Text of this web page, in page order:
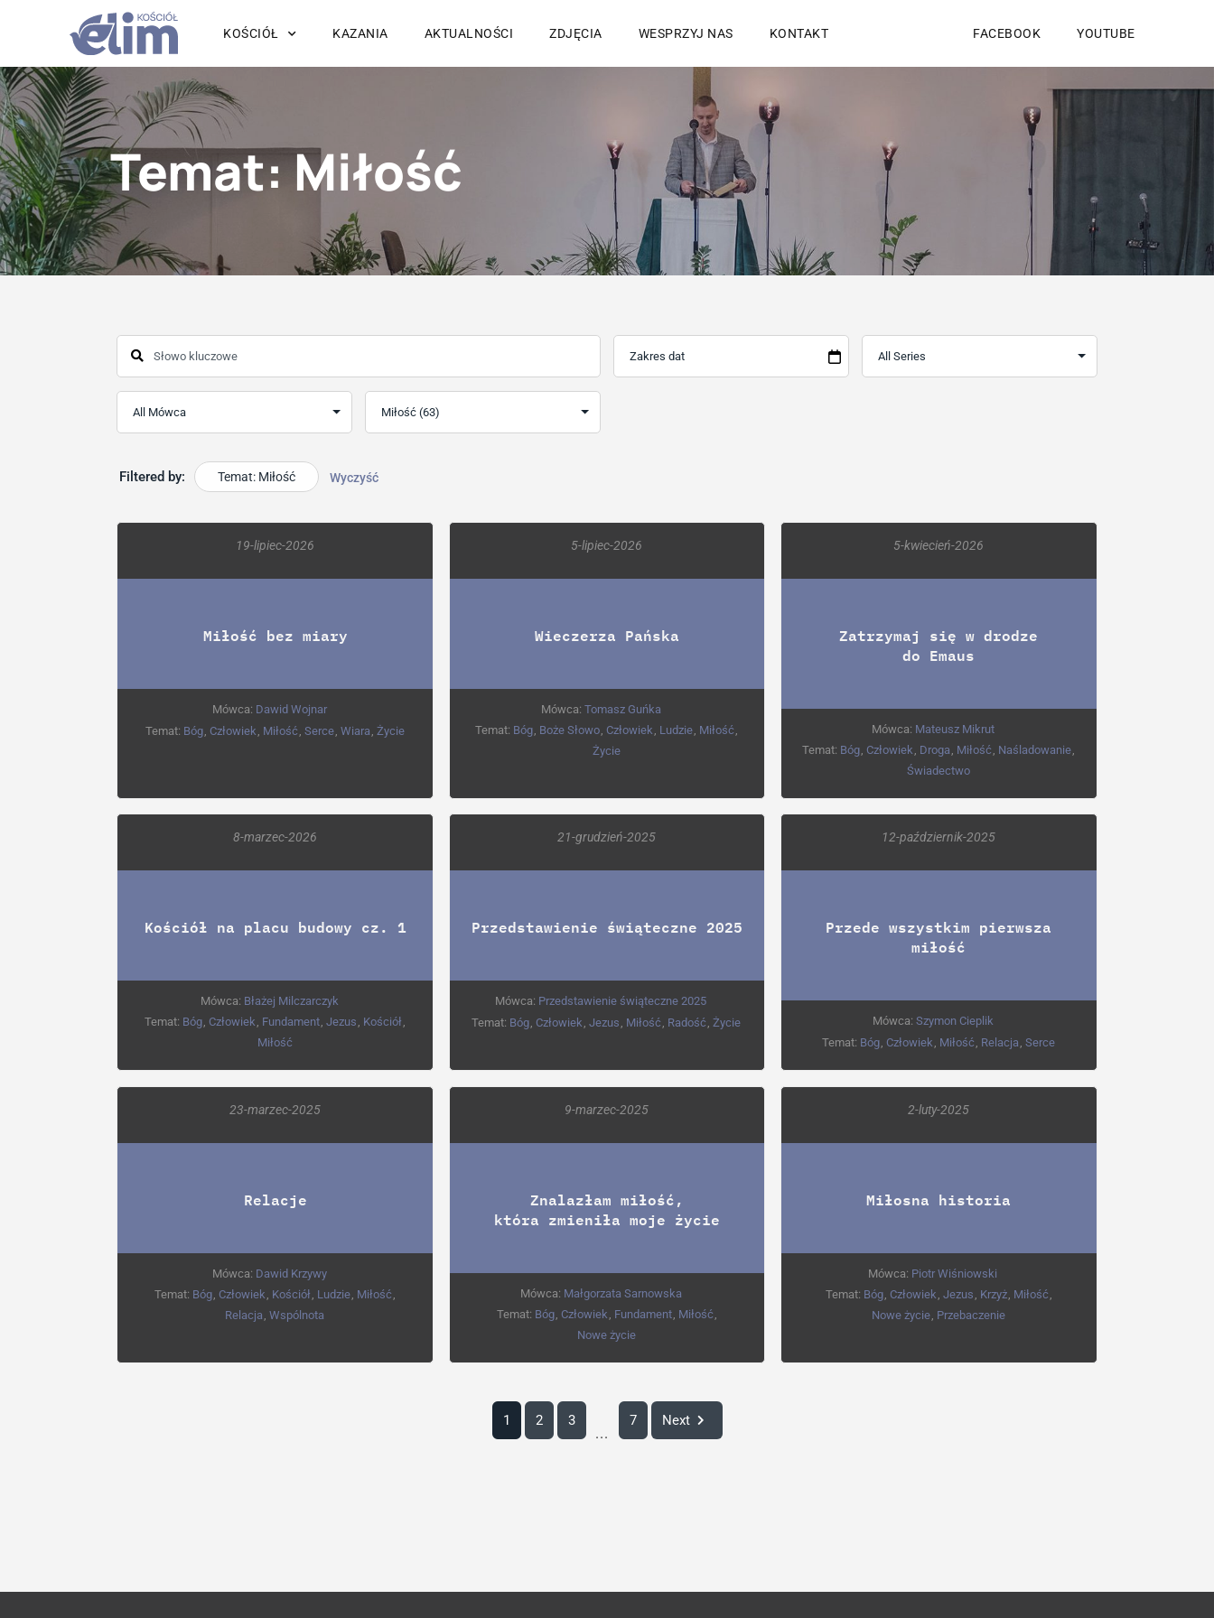
KOŚCIÓŁ KAZANIA AKTUALNOŚCI ZDJĘCIA WESPRZYJ NAS KONTAKT FACEBOOK YOUTUBE
Temat: Miłość
Filtered by: Temat: Miłość Wyczyść
19-lipiec-2026
Miłość bez miary
Mówca: Dawid Wojnar
Temat: Bóg Człowiek Miłość Serce Wiara Życie
5-lipiec-2026
Wieczerza Pańska
Mówca: Tomasz Guńka
Temat: Bóg Boże Słowo Człowiek Ludzie Miłość
Życie
5-kwiecień-2026
Zatrzymaj się w drodze
do Emaus
Mówca: Mateusz Mikrut
Temat: Bóg Człowiek Droga Miłość Naśladowanie
Świadectwo
8-marzec-2026
Kościół na placu budowy cz. 1
Mówca: Błażej Milczarczyk
Temat: Bóg, Człowiek , Fundament,Jezus , Kościół,
Miłość
21-grudzień-2025
Przedstawienie świąteczne 2025
Mówca: Przedstawienie świąteczne 2025
Temat: Bóg, Człowiek ,Jezus , Miłość , Radość ,Życie
12-październik-2025
Przede wszystkim pierwsza
miłość
Mówca: Szymon Cieplik
Temat: Bóg, Człowiek , Miłość , Relacja, Serce
23-marzec-2025
Relacje
Mówca: Dawid Krzywy
Temat: Bóg Człowiek Kościół Ludzie Miłość
Relacja ,Wspólnota
9-marzec-2025
Znalazłam miłość,
która zmieniła moje życie
Mówca: Małgorzata Sarnowska
Temat: Bóg Człowiek Fundament Miłość
Nowe życie
2-luty-2025
Miłosna historia
Mówca: Piotr Wiśniowski
Temat: Bóg Człowiek Jezus Krzyż Miłość
Nowe życie Przebaczenie
1 2 3
...
7 Next